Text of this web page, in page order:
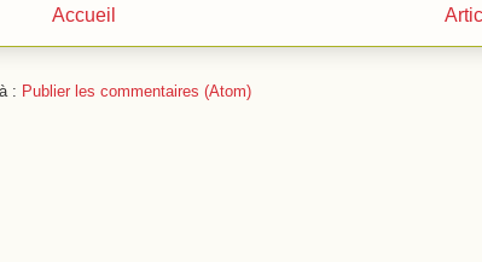
Accueil
: Publier les commentaires (Atom)